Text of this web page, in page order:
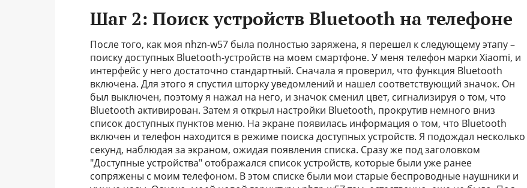
Шаг 2: Поиск устройств Bluetooth на телефоне
После того, как моя nhzn-w57 была полностью заряжена, я перешел к следующему этапу –
поиску доступных Bluetooth-устройств на моем смартфоне. У меня телефон марки Xiaomi, и
интерфейс у него достаточно стандартный. Сначала я проверил, что функция Bluetooth
включена. Для этого я спустил шторку уведомлений и нашел соответствующий значок. Он
был выключен, поэтому я нажал на него, и значок сменил цвет, сигнализируя о том, что
Bluetooth активирован. Затем я открыл настройки Bluetooth, прокрутив немного вниз
список доступных пунктов меню. На экране появилась информация о том, что Bluetooth
включен и телефон находится в режиме поиска доступных устройств. Я подождал несколько
секунд, наблюдая за экраном, ожидая появления списка. Сразу же под заголовком
"Доступные устройства" отображался список устройств, которые были уже ранее
сопряжены с моим телефоном. В этом списке были мои старые беспроводные наушники и